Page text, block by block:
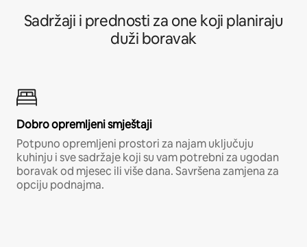
Sadržaji i prednosti za one koji planiraju
duži boravak
Dobro opremljeni smještaji
Potpuno opremljeni prostori za najam uključuju
kuhinju i sve sadržaje koji su vam potrebni za ugodan
boravak od mjesec ili više dana. Savršena zamjena za
opciju podnajma.